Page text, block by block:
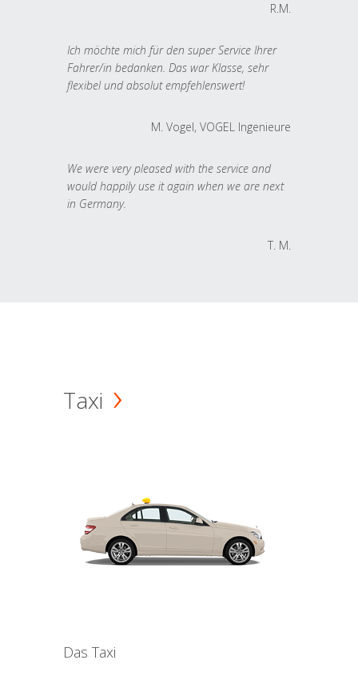
R.M.
Ich möchte mich für den super Service Ihrer
Fahrer/in bedanken. Das war Klasse, sehr
flexibel und absolut empfehlenswert!
M. Vogel, VOGEL Ingenieure
We were very pleased with the service and
would happily use it again when we are next
in Germany.
T. M.
Taxi
Das Taxi